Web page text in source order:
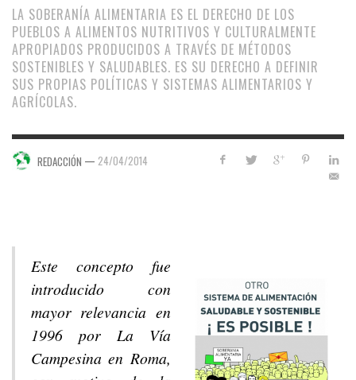
LA SOBERANÍA ALIMENTARIA ES EL DERECHO DE LOS
PUEBLOS A ALIMENTOS NUTRITIVOS Y CULTURALMENTE
APROPIADOS PRODUCIDOS A TRAVÉS DE MÉTODOS
SOSTENIBLES Y SALUDABLES. ES SU DERECHO A DEFINIR
SUS PROPIAS POLÍTICAS Y SISTEMAS ALIMENTARIOS Y
AGRÍCOLAS.
REDACCIÓN — 24/04/2014
Este concepto fue
introducido con
mayor relevancia en
1996 por La Vía
Campesina en Roma,